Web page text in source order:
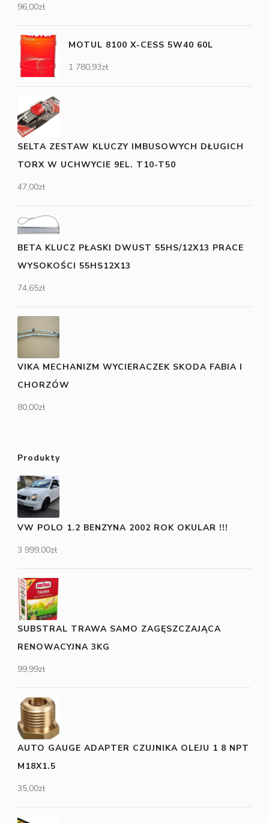
96,00zł
MOTUL 8100 X-CESS 5W40 60L
1 780,93zł
SELTA ZESTAW KLUCZY IMBUSOWYCH DŁUGICH
TORX W UCHWYCIE 9EL. T10-T50
47,00zł
BETA KLUCZ PŁASKI DWUST 55HS/12X13 PRACE
WYSOKOŚCI 55HS12X13
74,65zł
VIKA MECHANIZM WYCIERACZEK SKODA FABIA I
CHORZÓW
80,00zł
Produkty
VW POLO 1.2 BENZYNA 2002 ROK OKULAR !!!
3 999,00zł
SUBSTRAL TRAWA SAMO ZAGĘSZCZAJĄCA
RENOWACYJNA 3KG
99,99zł
AUTO GAUGE ADAPTER CZUJNIKA OLEJU 1 8 NPT
M18X1.5
35,00zł